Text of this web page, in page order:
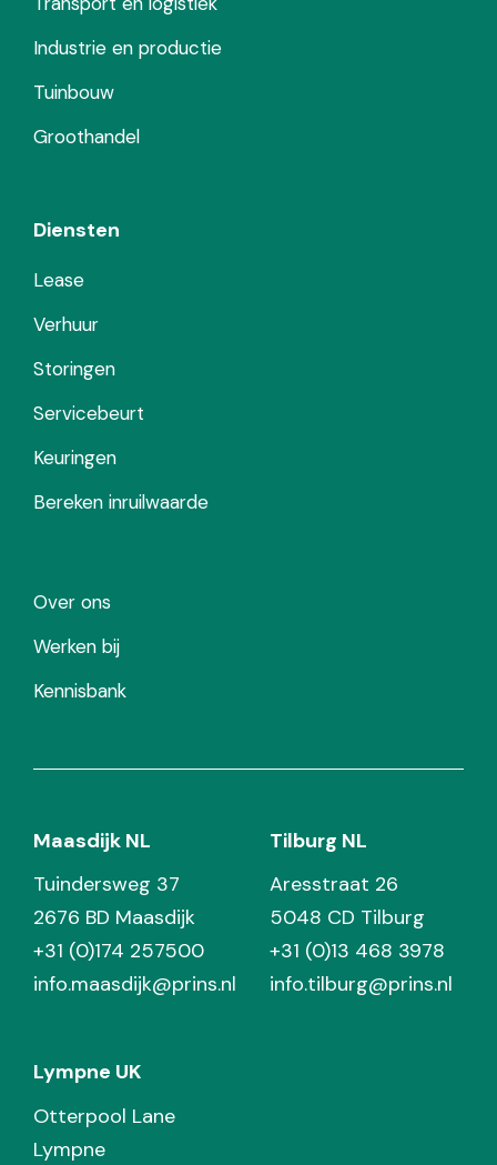
Industrie en productie
Tuinbouw
Groothandel
Diensten
Lease
Verhuur
Storingen
Servicebeurt
Keuringen
Bereken inruilwaarde
Over ons
Werken bij
Kennisbank
Maasdijk NL
Tuindersweg 37
2676 BD Maasdijk
+31 (0)174 257500
info.maasdijk@prins.nl
Tilburg NL
Aresstraat 26
5048 CD Tilburg
+31 (0)13 468 3978
info.tilburg@prins.nl
Lympne UK
Otterpool Lane
Lympne